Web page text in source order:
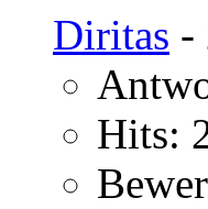
Diritas -
Hits: